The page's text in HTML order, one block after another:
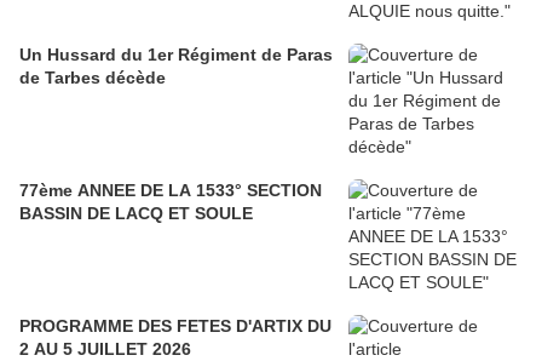
Un Hussard du 1er Régiment de Paras
de Tarbes décède
77ème ANNEE DE LA 1533° SECTION
BASSIN DE LACQ ET SOULE
PROGRAMME DES FETES D'ARTIX DU
2 AU 5 JUILLET 2026